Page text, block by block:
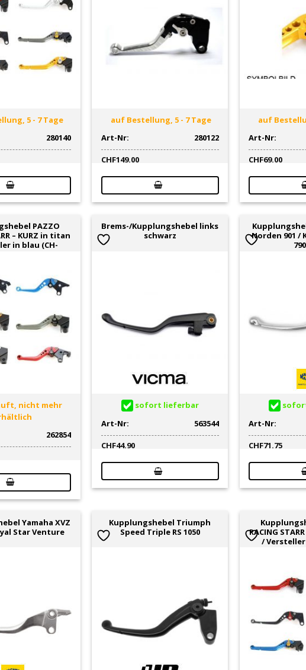
5 - 7 Tage
280140
auf Bestellung, 5 - 7 Tage
Art-Nr:
280122
CHF149.00
auf
Art-Nr:
CHF69.00
PAZZO
– KURZ in titan
in blau (CH-
nicht mehr
262854
Brems-/Kupplungshebel links
schwarz
sofort lieferbar
Art-Nr:
563544
CHF44.90
Norden 901 /
Art-Nr:
CHF71.75
Yamaha XVZ
Star Venture
Kupplungshebel Triumph
Speed Triple RS 1050
RACING
/